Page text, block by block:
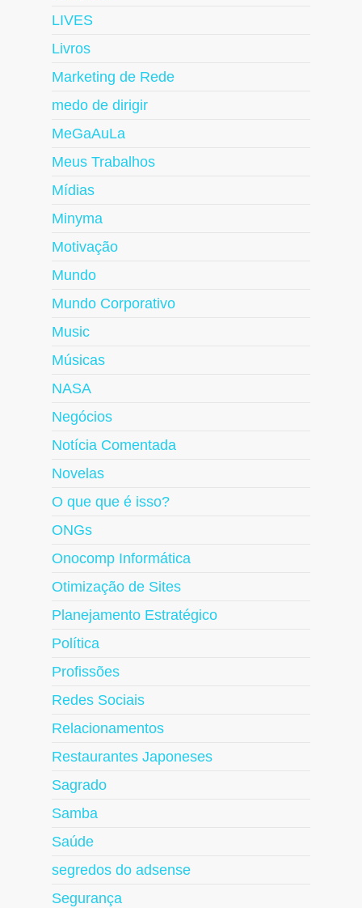
LIVES
Livros
Marketing de Rede
medo de dirigir
MeGaAuLa
Meus Trabalhos
Mídias
Minyma
Motivação
Mundo
Mundo Corporativo
Music
Músicas
NASA
Negócios
Notícia Comentada
Novelas
O que que é isso?
ONGs
Onocomp Informática
Otimização de Sites
Planejamento Estratégico
Política
Profissões
Redes Sociais
Relacionamentos
Restaurantes Japoneses
Sagrado
Samba
Saúde
segredos do adsense
Segurança